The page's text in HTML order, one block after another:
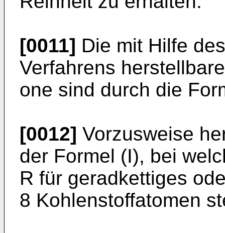
[0011] Die mit Hilfe
Verfahrens
one sind durch die
[0012] Vorzusweise
der Formel (I), bei
R für geradkettiges
8 Kohlenstoffatomen